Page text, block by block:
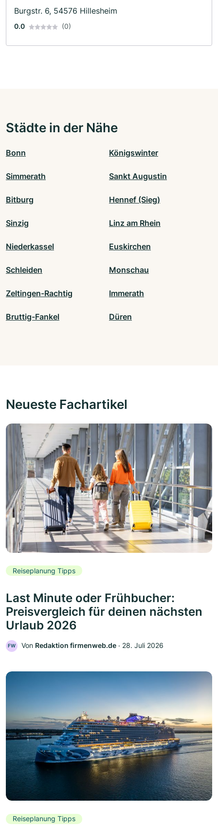
Burgstr. 6, 54576 Hillesheim
0.0 (0)
Städte in der Nähe
Bonn Königswinter
Simmerath Sankt Augustin
Bitburg Hennef (Sieg)
Sinzig Linz am Rhein
Niederkassel Euskirchen
Schleiden Monschau
Zeltingen-Rachtig Immerath
Bruttig-Fankel Düren
Neueste Fachartikel
Reiseplanung Tipps
Last Minute oder Frühbucher:
Preisvergleich für deinen nächsten
Urlaub 2026
FW Von Redaktion firmenweb.de ‧ 28. Juli 2026
Reiseplanung Tipps